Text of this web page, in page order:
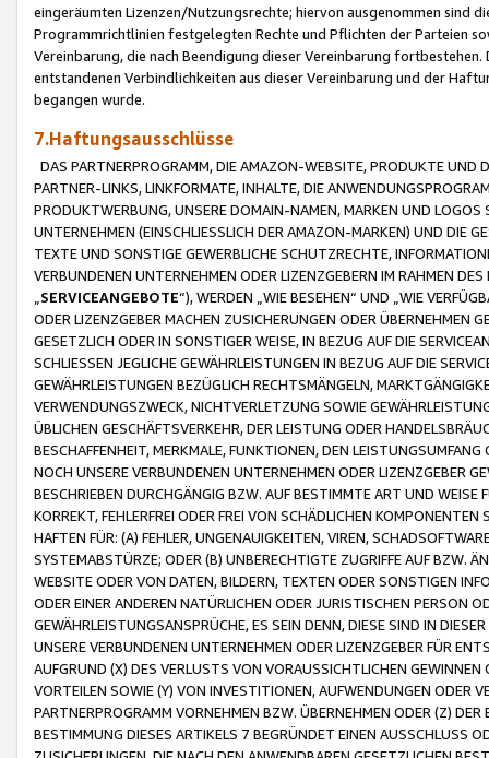
eingeräumten Lizenzen/Nutzungsrechte; hiervon ausgenommen sind
Programmrichtlinien festgelegten Rechte und Pflichten der Parteien
Vereinbarung, die nach Beendigung dieser Vereinbarung
entstandenen Verbindlichkeiten aus dieser Vereinbarung und der
begangen wurde.
7.Haftungsausschlüsse
DAS PARTNERPROGRAMM, DIE AMAZON-WEBSITE, PRODUKTE UND
PARTNER-LINKS, LINKFORMATE, INHALTE, DIE
PRODUKTWERBUNG, UNSERE DOMAIN-NAMEN, MARKEN UND
UNTERNEHMEN (EINSCHLIESSLICH DER AMAZON-MARKEN) UND DIE
TEXTE UND SONSTIGE GEWERBLICHE SCHUTZRECHTE,
VERBUNDENEN UNTERNEHMEN ODER LIZENZGEBERN IM RAHMEN
SERVICEANGEBOTE“), WERDEN „WIE BESEHEN“ UND „WIE
ODER LIZENZGEBER MACHEN ZUSICHERUNGEN ODER ÜBERNEHMEN
GESETZLICH ODER IN SONSTIGER WEISE, IN BEZUG AUF DIE
SCHLIESSEN JEGLICHE GEWÄHRLEISTUNGEN IN BEZUG AUF DIE
GEWÄHRLEISTUNGEN BEZÜGLICH RECHTSMÄNGELN,
VERWENDUNGSZWECK, NICHTVERLETZUNG SOWIE
ÜBLICHEN GESCHÄFTSVERKEHR, DER LEISTUNG ODER
BESCHAFFENHEIT, MERKMALE, FUNKTIONEN, DEN
NOCH UNSERE VERBUNDENEN UNTERNEHMEN ODER LIZENZGEBER
BESCHRIEBEN DURCHGÄNGIG BZW. AUF BESTIMMTE ART UND
KORREKT, FEHLERFREI ODER FREI VON SCHÄDLICHEN
HAFTEN FÜR: (A) FEHLER, UNGENAUIGKEITEN, VIREN,
SYSTEMABSTÜRZE; ODER (B) UNBERECHTIGTE ZUGRIFFE AUF BZW.
WEBSITE ODER VON DATEN, BILDERN, TEXTEN ODER SONSTIGEN
ODER EINER ANDEREN NATÜRLICHEN ODER JURISTISCHEN PERSON
GEWÄHRLEISTUNGSANSPRÜCHE, ES SEIN DENN, DIESE SIND IN
UNSERE VERBUNDENEN UNTERNEHMEN ODER LIZENZGEBER FÜR
AUFGRUND (X) DES VERLUSTS VON VORAUSSICHTLICHEN
VORTEILEN SOWIE (Y) VON INVESTITIONEN, AUFWENDUNGEN ODER
PARTNERPROGRAMM VORNEHMEN BZW. ÜBERNEHMEN ODER (Z)
BESTIMMUNG DIESES ARTIKELS 7 BEGRÜNDET EINEN AUSSCHLUSS